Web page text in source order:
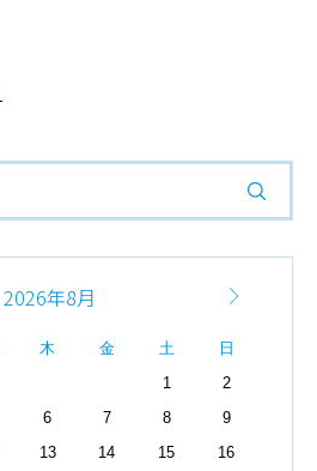
2026年8月
木 金 土
日
1
2
6 7 8
9
13 14 15
16